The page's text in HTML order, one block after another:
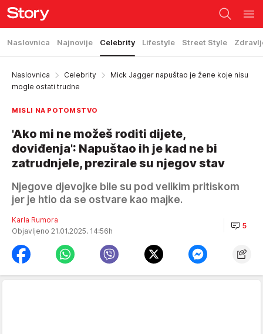
Naslovnica Najnovije Celebrity Lifestyle Street Style
Naslovnica Celebrity
Mick Jagger napuštao je žene koje nisu
mogle ostati trudne
MISLI NA POTOMSTVO
'Ako mi ne možeš roditi dijete,
doviđenja': Napuštao ih je kad ne bi
zatrudnjele, prezirale su njegov stav
Njegove djevojke bile su pod velikim pritiskom
jer je htio da se ostvare kao majke.
Karla Rumora
Objavljeno 21.01.2025. 14:56h
5